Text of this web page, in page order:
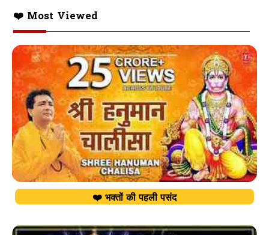
❤️ Most Viewed
❤️ भक्तों की पहली पसंद